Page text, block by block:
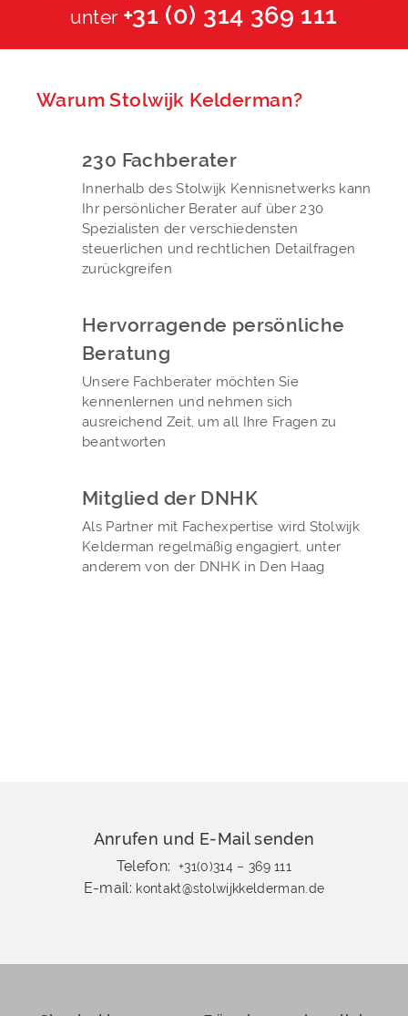
unter +31 (0) 314 369 111
Warum Stolwijk Kelderman?
230 Fachberater
Innerhalb des Stolwijk Kennisnetwerks kann
Ihr persönlicher Berater auf über 230
Spezialisten der verschiedensten
steuerlichen und rechtlichen Detailfragen
zurückgreifen
Hervorragende persönliche
Beratung
Unsere Fachberater möchten Sie
kennenlernen und nehmen sich
ausreichend Zeit, um all Ihre Fragen zu
beantworten
Mitglied der DNHK
Als Partner mit Fachexpertise wird Stolwijk
Kelderman regelmäßig engagiert, unter
anderem von der DNHK in Den Haag
Anrufen und E-Mail senden
Telefon: +31(0)314 – 369 111
E-mail: kontakt@stolwijkkelderman.de